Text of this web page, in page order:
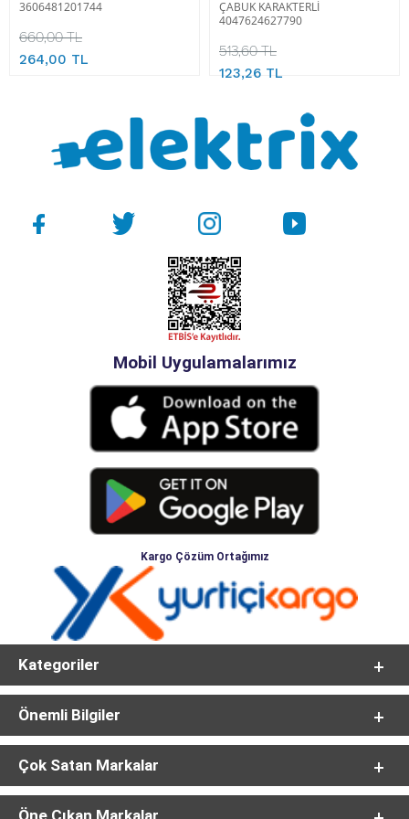
3606481201744
660,00 TL
264,00 TL
ÇABUK KARAKTERLİ
4047624627790
513,60 TL
123,26 TL
Mobil Uygulamalarımız
Kargo Çözüm Ortağımız
Kategoriler
Önemli Bilgiler
Çok Satan Markalar